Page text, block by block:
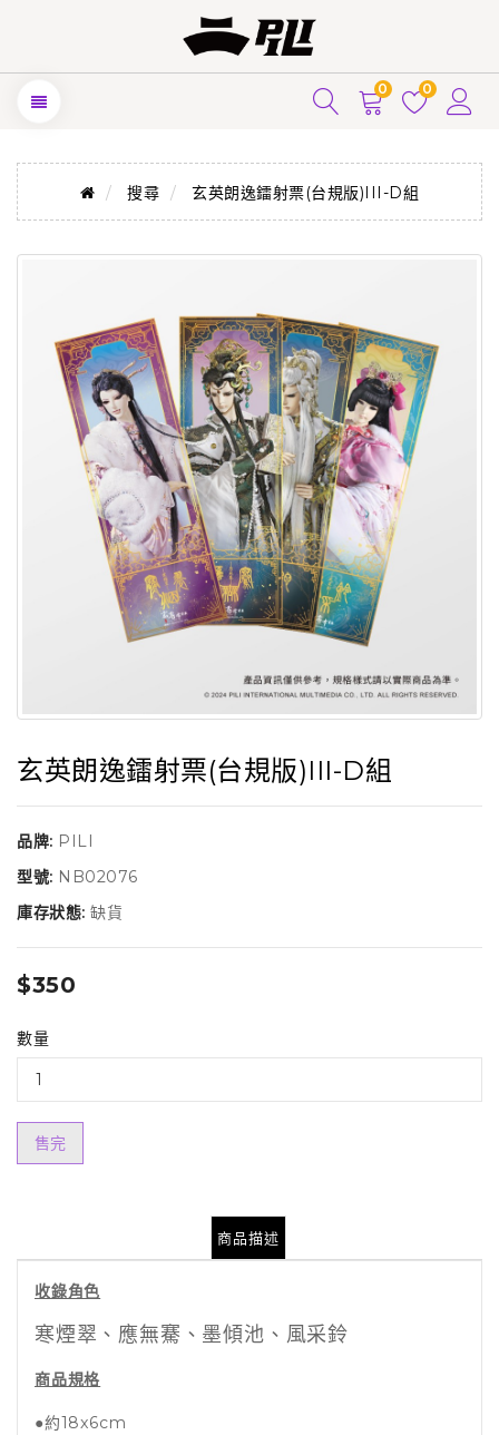
0 0
搜尋 玄英朗逸鐳射票(台規版)III-D組
玄英朗逸鐳射票(台規版)III-D組
品牌: PILI
型號: NB02076
庫存狀態: 缺貨
$350
數量
售完
商品描述
收錄角色
寒煙翠、應無騫、墨傾池、風采鈴
商品規格
●約18x6cm